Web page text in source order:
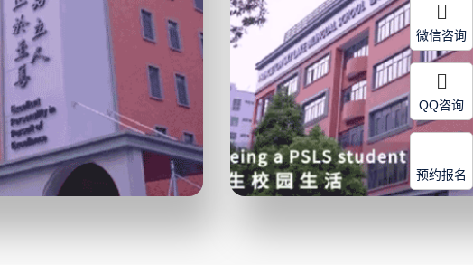
微信咨询
QQ咨询
预约报名